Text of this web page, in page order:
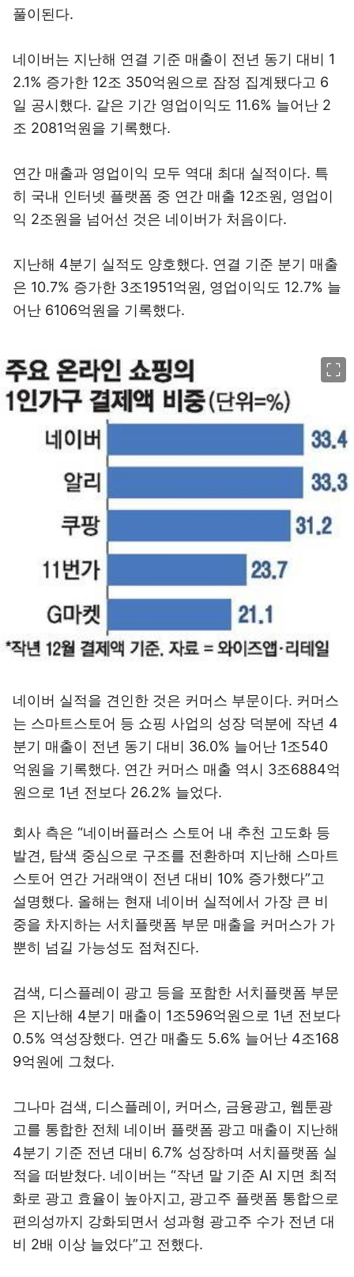
풀이된다.
네이버는 지난해 연결 기준 매출이 전년 동기 대비 1
2.1% 증가한 12조 350억원으로 잠정 집계됐다고 6
일 공시했다. 같은 기간 영업이익도 11.6% 늘어난 2
조 2081억원을 기록했다.
연간 매출과 영업이익 모두 역대 최대 실적이다. 특
히 국내 인터넷 플랫폼 중 연간 매출 12조원, 영업이
익 2조원을 넘어선 것은 네이버가 처음이다.
지난해 4분기 실적도 양호했다. 연결 기준 분기 매출
은 10.7% 증가한 3조1951억원, 영업이익도 12.7% 늘
어난 6106억원을 기록했다.
네이버 실적을 견인한 것은 커머스 부문이다. 커머스
는 스마트스토어 등 쇼핑 사업의 성장 덕분에 작년 4
분기 매출이 전년 동기 대비 36.0% 늘어난 1조540
억원을 기록했다. 연간 커머스 매출 역시 3조6884억
원으로 1년 전보다 26.2% 늘었다.
회사 측은 “네이버플러스 스토어 내 추천 고도화 등
발견, 탐색 중심으로 구조를 전환하며 지난해 스마트
스토어 연간 거래액이 전년 대비 10% 증가했다”고
설명했다. 올해는 현재 네이버 실적에서 가장 큰 비
중을 차지하는 서치플랫폼 부문 매출을 커머스가 가
뿐히 넘길 가능성도 점쳐진다.
검색, 디스플레이 광고 등을 포함한 서치플랫폼 부문
은 지난해 4분기 매출이 1조596억원으로 1년 전보다
0.5% 역성장했다. 연간 매출도 5.6% 늘어난 4조168
9억원에 그쳤다.
그나마 검색, 디스플레이, 커머스, 금융광고, 웹툰광
고를 통합한 전체 네이버 플랫폼 광고 매출이 지난해
4분기 기준 전년 대비 6.7% 성장하며 서치플랫폼 실
적을 떠받쳤다. 네이버는 “작년 말 기준 AI 지면 최적
화로 광고 효율이 높아지고, 광고주 플랫폼 통합으로
편의성까지 강화되면서 성과형 광고주 수가 전년 대
비 2배 이상 늘었다”고 전했다.